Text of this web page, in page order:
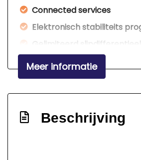
Connected services
Elektronisch stabiliteits
Gelimiteerd slipdifferentieel
Hoofd airbag(s) achter
Hoofd airbag(s) voor
Multimedia scherm
Passagiersairbag
Rijstrooksensor met
Meer informatie
Beschrijving